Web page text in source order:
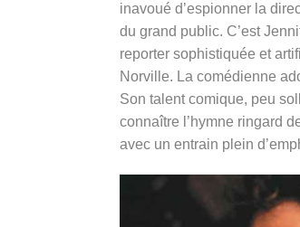
inavoué d’espionner la
du grand public. C’est
reporter sophistiquée et
Norville. La comédienne
Son talent comique, peu
connaître l’hymne ringard
avec un entrain plein